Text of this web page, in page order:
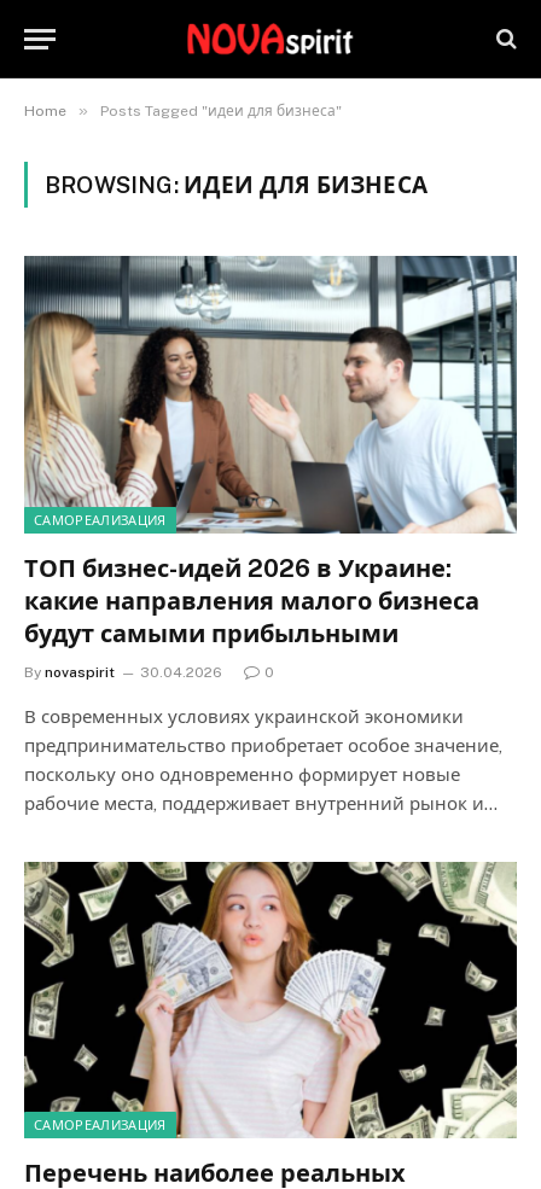
Home » Posts Tagged "идеи для бизнеса"
BROWSING: ИДЕИ ДЛЯ БИЗНЕСА
САМОРЕАЛИЗАЦИЯ
ТОП бизнес-идей 2026 в Украине:
какие направления малого бизнеса
будут самыми прибыльными
By novaspirit 30.04.2026 0
В современных условиях украинской экономики
предпринимательство приобретает особое значение,
поскольку оно одновременно формирует новые
рабочие места, поддерживает внутренний рынок и…
САМОРЕАЛИЗАЦИЯ
Перечень наиболее реальных